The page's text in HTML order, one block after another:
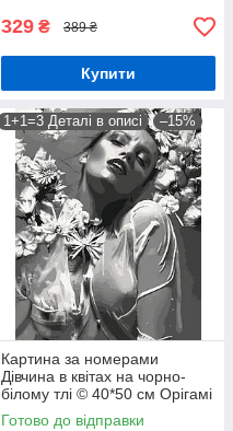
329 ₴ 389 ₴
Купити
1+1=3 Деталі в описі –15%
Картина за номерами
Дівчина в квітах на чорно-
білому тлі © 40*50 см Орігамі
LW 30580
Готово до відправки